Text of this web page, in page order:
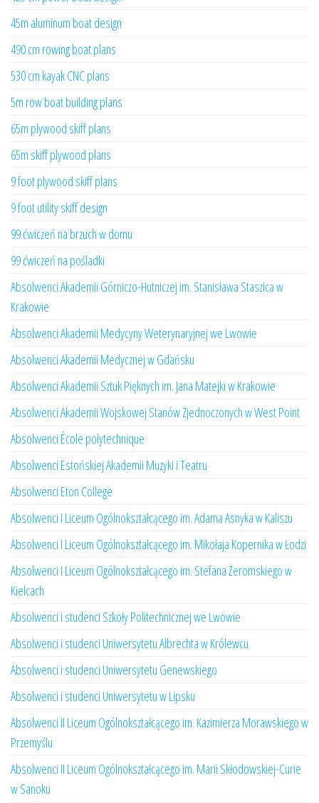
45m aluminum boat design
490 cm rowing boat plans
530 cm kayak CNC plans
5m row boat building plans
65m plywood skiff plans
65m skiff plywood plans
9 foot plywood skiff plans
9 foot utility skiff design
99 ćwiczeń na brzuch w domu
99 ćwiczeń na pośladki
Absolwenci Akademii Górniczo-Hutniczej im. Stanisława Staszica w
Krakowie
Absolwenci Akademii Medycyny Weterynaryjnej we Lwowie
Absolwenci Akademii Medycznej w Gdańsku
Absolwenci Akademii Sztuk Pięknych im. Jana Matejki w Krakowie
Absolwenci Akademii Wojskowej Stanów Zjednoczonych w West Point
Absolwenci École polytechnique
Absolwenci Estońskiej Akademii Muzyki i Teatru
Absolwenci Eton College
Absolwenci I Liceum Ogólnokształcącego im. Adama Asnyka w Kaliszu
Absolwenci I Liceum Ogólnokształcącego im. Mikołaja Kopernika w Łodzi
Absolwenci I Liceum Ogólnokształcącego im. Stefana Żeromskiego w
Kielcach
Absolwenci i studenci Szkoły Politechnicznej we Lwowie
Absolwenci i studenci Uniwersytetu Albrechta w Królewcu
Absolwenci i studenci Uniwersytetu Genewskiego
Absolwenci i studenci Uniwersytetu w Lipsku
Absolwenci II Liceum Ogólnokształcącego im. Kazimierza Morawskiego w
Przemyślu
Absolwenci II Liceum Ogólnokształcącego im. Marii Skłodowskiej-Curie
w Sanoku